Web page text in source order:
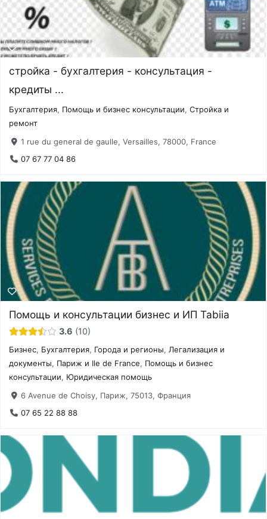
стройка - бухгалтерия - консультация -
кредиты ...
Бухгалтерия, Помощь и бизнес консультации,Стройка и
ремонт
1 rue du general de gaulle, Versailles, 78000, France
07 67 77 04 86
Помощь и консультации бизнес и ИП Tabiia
3.6 10
Бизнес, Бухгалтерия, Города и регионы,Легализация и
документы, Париж и Ile de France, Помощь и бизнес
консультации, Юридическая помощь
6 Avenue de Choisy, Париж, 75013, Франция
07 65 22 88 88